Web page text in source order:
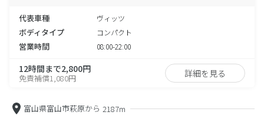
代表車種 ヴィッツ
ボディタイプ コンパクト
営業時間 08:00-22:00
12時間まで2,800円
免責補償1,080円 詳細を見る
富山県富山市萩原から 2187m